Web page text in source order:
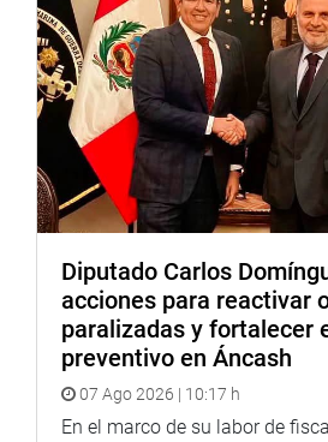
cita con representantes del colegio
respecto a la problemática CAS.
Asimismo, realizará una visita al
buscando promover el desarrollo
deportiva, presupuesto y políticas
y universidades, en beneficio de
actividades de formación e
su acostumbrado apoyo a las
Lima, 22 de agosto del 2022.
AGRADECEMOS SU DIFUSIÓN.
Diputado Carlos
acciones para reactivar
paralizadas y fortalecer
preventivo en Áncash
07 Ago 2026 | 10:17 h
En el marco de su labor de